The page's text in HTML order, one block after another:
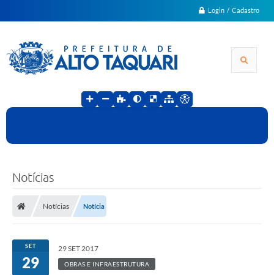
Login / Cadastro
Notícias
Notícias Notícia
SET
29
29 SET 2017
OBRAS E INFRAESTRUTURA